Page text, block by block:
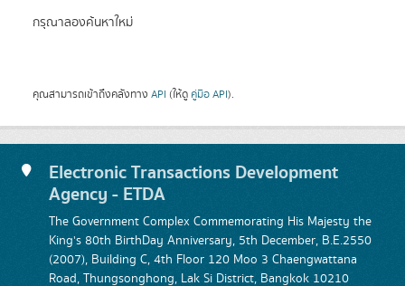
กรุณาลองค้นหาใหม่
คุณสามารถเข้าถึงคลังทาง API (ให้ดู คู่มือ API).
Electronic Transactions Development
Agency - ETDA
The Government Complex Commemorating His Majesty the
King's 80th BirthDay Anniversary, 5th December, B.E.2550
(2007), Building C, 4th Floor 120 Moo 3 Chaengwattana
Road, Thungsonghong, Lak Si District, Bangkok 10210